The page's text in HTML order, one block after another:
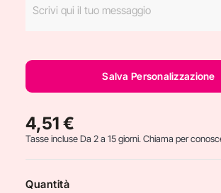
Salva Personalizzazione
4,51 €
Tasse incluseDa 2 a 15 giorni. Chiama per
Quantità